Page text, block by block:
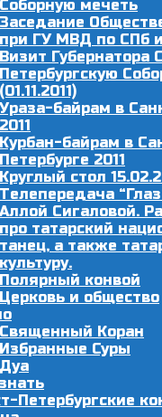
Соборную мечеть
Заседание
при ГУ МВД по СПб и
Визит Губернатора
Петербургскую
(01.11.2011)
Ураза-байрам в
2011
Курбан-байрам в
Петербурге 2011
Круглый стол
Телепередача
Аллой Сигаловой.
про татарский
танец, а также
культуру.
Полярный конвой
Церковь и общество
Священный Коран
Избранные Суры
Дуа
Петербургские